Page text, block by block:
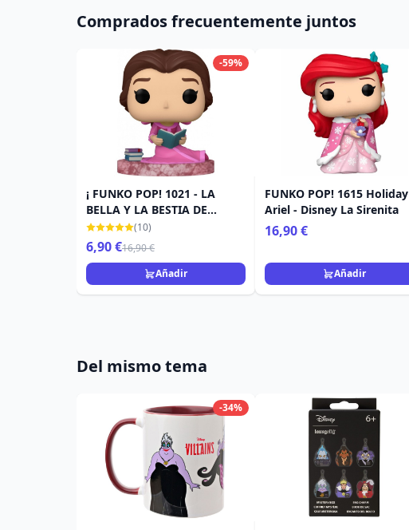
Comprados frecuentemente juntos
-59%
¡ FUNKO POP! 1021 - LA
BELLA Y LA BESTIA DE
DISNEY - PRINCESA BELLA
ÚLTIMA
(10)
6,90 €16,90 €
Añadir
FUNKO POP! 1615 Holiday
Ariel - Disney La Sirenita
16,90 €
Añadir
Del mismo tema
-34%